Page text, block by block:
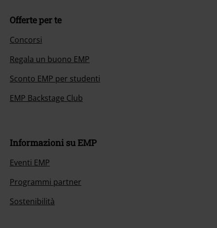
Offerte per te
Concorsi
Regala un buono EMP
Sconto EMP per studenti
EMP Backstage Club
Informazioni su EMP
Eventi EMP
Programmi partner
Sostenibilità